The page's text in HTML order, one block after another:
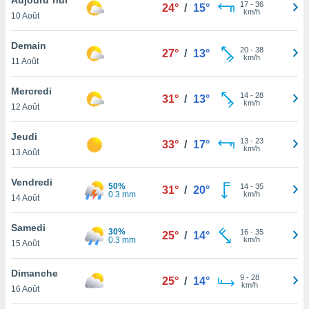
et
»,
au
vous
qu'ils
ou
le
ainsi
un
la
du
10 Août
24° / 15° 17- 36
km/h
Demain
11 Août
27° / 13° 20- 38
km/h
Mercredi
12 Août
31° / 13° 14- 28
km/h
Jeudi
13 Août
33° / 17° 13- 23
km/h
Vendredi
14 Août
50%
0.3 mm
31° / 20° 14- 35
km/h
Samedi
15 Août
30%
0.3 mm
25° / 14° 16- 35
km/h
Dimanche
16 Août
25° / 14° 9- 28
km/h